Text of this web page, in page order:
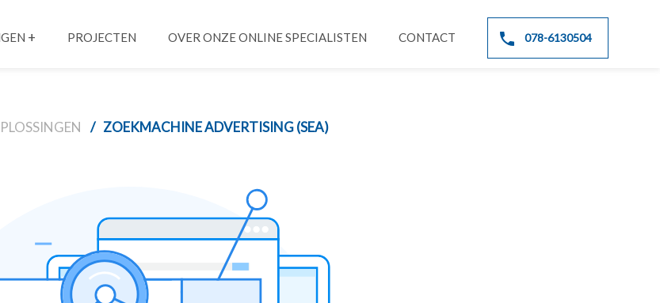
PROJECTEN OVER ONZE ONLINE SPECIALISTEN CONTACT 078-6130504
ZOEKMACHINE ADVERTISING (SEA)